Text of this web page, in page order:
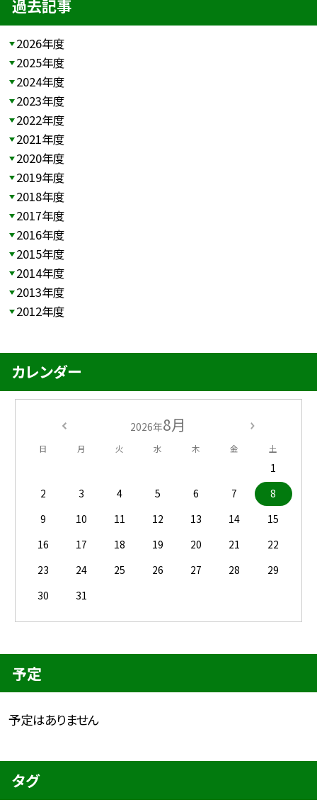
過去記事
2026年度
2025年度
2024年度
2023年度
2022年度
2021年度
2020年度
2019年度
2018年度
2017年度
2016年度
2015年度
2014年度
2013年度
2012年度
カレンダー
2026年8月
日 月 火 水 木 金 土
1
2
3 4 5 6 7
8
9
10 11 12 13 14
15
16
17 18 19 20 21
22
23
24 25 26 27 28
29
30
31
予定
予定はありません
タグ